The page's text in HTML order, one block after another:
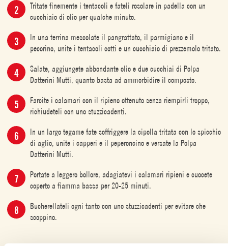
Tritate finemente i tentacoli e fateli rosolare in padella con un
cucchiaio di olio per qualche minuto.
In una terrina mescolate il pangrattato, il parmigiano e il
pecorino, unite i tentacoli cotti e un cucchiaio di prezzemolo tritato.
Salate, aggiungete abbondante olio e due cucchiai di Polpa
Datterini Mutti, quanto basta ad ammorbidire il composto.
Farcite i calamari con il ripieno ottenuto senza riempirli troppo,
richiudeteli con uno stuzzicadenti.
In un largo tegame fate soffriggere la cipolla tritata con lo spicchio
di aglio, unite i capperi e il peperoncino e versate la Polpa
Datterini Mutti.
Portate a leggero bollore, adagiatevi i calamari ripieni e cuocete
coperto a fiamma bassa per 20-25 minuti.
Bucherellateli ogni tanto con uno stuzzicadenti per evitare che
scoppino.